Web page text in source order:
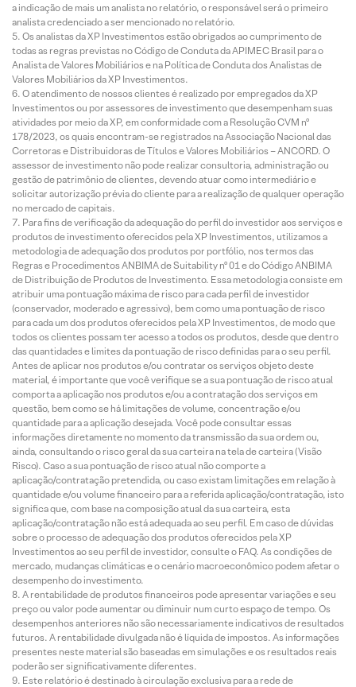
a indicação de mais um analista no relatório, o responsável será o primeiro
analista credenciado a ser mencionado no relatório.
Os analistas da XP Investimentos estão obrigados ao cumprimento de
todas as regras previstas no Código de Conduta da APIMEC Brasil para o
Analista de Valores Mobiliários e na Política de Conduta dos Analistas de
Valores Mobiliários da XP Investimentos.
O atendimento de nossos clientes é realizado por empregados da XP
Investimentos ou por assessores de investimento que desempenham suas
atividades por meio da XP, em conformidade com a Resolução CVM nº
178/2023, os quais encontram-se registrados na Associação Nacional das
Corretoras e Distribuidoras de Títulos e Valores Mobiliários – ANCORD. O
assessor de investimento não pode realizar consultoria, administração ou
gestão de patrimônio de clientes, devendo atuar como intermediário e
solicitar autorização prévia do cliente para a realização de qualquer operação
no mercado de capitais.
Para fins de verificação da adequação do perfil do investidor aos serviços e
produtos de investimento oferecidos pela XP Investimentos, utilizamos a
metodologia de adequação dos produtos por portfólio, nos termos das
Regras e Procedimentos ANBIMA de Suitability nº 01 e do Código ANBIMA
de Distribuição de Produtos de Investimento. Essa metodologia consiste em
atribuir uma pontuação máxima de risco para cada perfil de investidor
(conservador, moderado e agressivo), bem como uma pontuação de risco
para cada um dos produtos oferecidos pela XP Investimentos, de modo que
todos os clientes possam ter acesso a todos os produtos, desde que dentro
das quantidades e limites da pontuação de risco definidas para o seu perfil.
Antes de aplicar nos produtos e/ou contratar os serviços objeto deste
material, é importante que você verifique se a sua pontuação de risco atual
comporta a aplicação nos produtos e/ou a contratação dos serviços em
questão, bem como se há limitações de volume, concentração e/ou
quantidade para a aplicação desejada. Você pode consultar essas
informações diretamente no momento da transmissão da sua ordem ou,
ainda, consultando o risco geral da sua carteira na tela de carteira (Visão
Risco). Caso a sua pontuação de risco atual não comporte a
aplicação/contratação pretendida, ou caso existam limitações em relação à
quantidade e/ou volume financeiro para a referida aplicação/contratação, isto
significa que, com base na composição atual da sua carteira, esta
aplicação/contratação não está adequada ao seu perfil. Em caso de dúvidas
sobre o processo de adequação dos produtos oferecidos pela XP
Investimentos ao seu perfil de investidor, consulte o FAQ. As condições de
mercado, mudanças climáticas e o cenário macroeconômico podem afetar o
desempenho do investimento.
A rentabilidade de produtos financeiros pode apresentar variações e seu
preço ou valor pode aumentar ou diminuir num curto espaço de tempo. Os
desempenhos anteriores não são necessariamente indicativos de resultados
futuros. A rentabilidade divulgada não é líquida de impostos. As informações
presentes neste material são baseadas em simulações e os resultados reais
poderão ser significativamente diferentes.
Este relatório é destinado à circulação exclusiva para a rede de